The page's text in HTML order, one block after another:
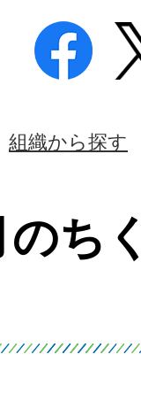
組織から探す
ち